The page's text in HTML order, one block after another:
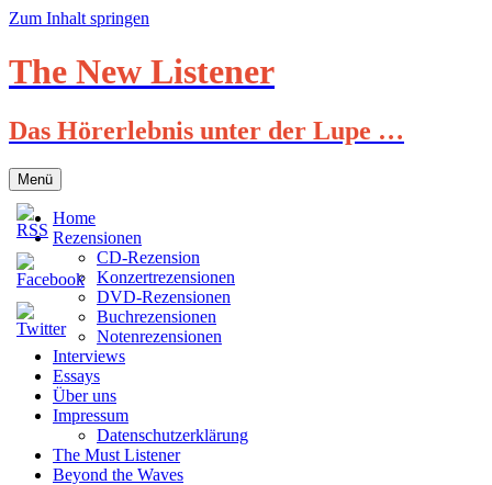
Zum Inhalt springen
The New Listener
Das Hörerlebnis unter der Lupe …
Menü
Home
Rezensionen
CD-Rezension
Konzertrezensionen
DVD-Rezensionen
Buchrezensionen
Notenrezensionen
Interviews
Essays
Über uns
Impressum
Datenschutzerklärung
The Must Listener
Beyond the Waves